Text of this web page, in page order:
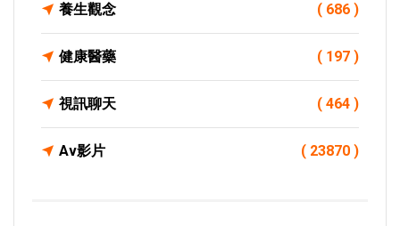
養生觀念 ( 686 )
健康醫藥 ( 197 )
視訊聊天 ( 464 )
Av影片 ( 23870 )